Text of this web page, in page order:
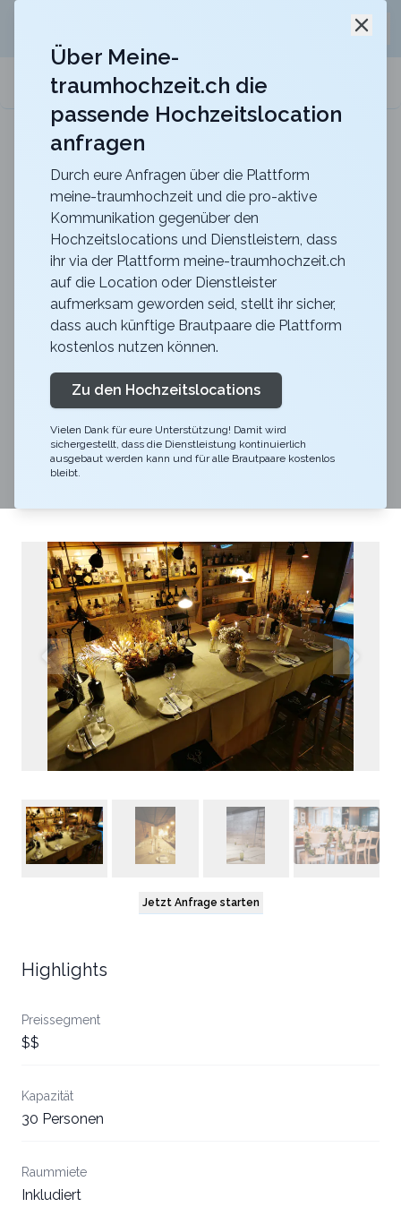
meine-traumhochzeit.ch
Schloss Laufen am Rheinfall
Heiraten im Schloss Laufen am Rheinfall, dort wo
Zurück zur Suche
CERVO Mountain Resort -
Grapes & Juniper
4.7
VS
Zermatt
Konzipiert als Secretbar ist im Grapes & Juniper doch
so viel mehr möglich. Ob ein privates Apero im
Weinkeller oder ein gemütliches Abendessen im
Jetzt Anfrage starten
Highlights
Preissegment
$$
Kapazität
30 Personen
Raummiete
Inkludiert
Über Meine-
traumhochzeit.ch die
passende Hochzeitslocation
anfragen
Durch eure Anfragen über die Plattform
meine-traumhochzeit und die pro-aktive
Kommunikation gegenüber den
Hochzeitslocations und Dienstleistern, dass
ihr via der Plattform meine-traumhochzeit.ch
auf die Location oder Dienstleister
aufmerksam geworden seid, stellt ihr sicher,
dass auch künftige Brautpaare die Plattform
kostenlos nutzen können.
Zu den Hochzeitslocations
Vielen Dank für eure Unterstützung! Damit wird
sichergestellt, dass die Dienstleistung kontinuierlich
ausgebaut werden kann und für alle Brautpaare kostenlos
bleibt.